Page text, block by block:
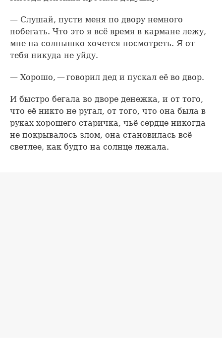
— Слушай, пусти меня по двору немного
побегать. Что это я всё время в кармане лежу,
мне на солнышко хочется посмотреть. Я от
тебя никуда не уйду.
— Хорошо, — говорил дед и пускал её во двор.
И быстро бегала во дворе денежка, и от того,
что её никто не ругал, от того, что она была в
руках хорошего старичка, чьё сердце никогда
не покрывалось злом, она становилась всё
светлее, как будто на солнце лежала.